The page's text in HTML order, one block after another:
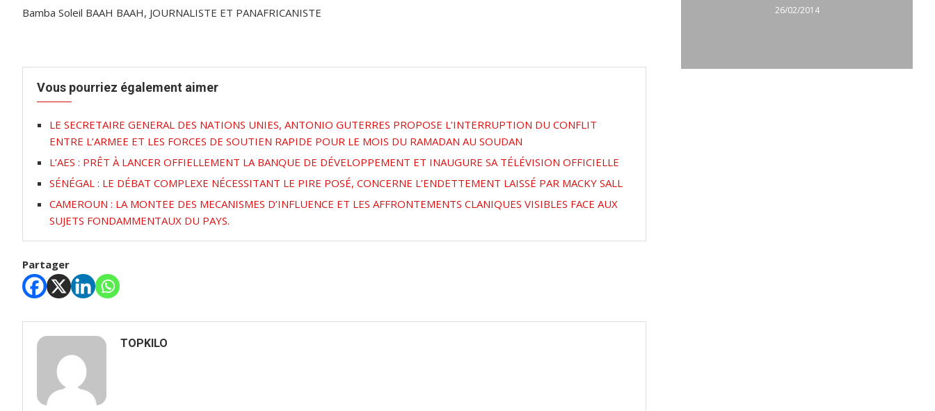
Bamba Soleil BAAH BAAH, JOURNALISTE ET PANAFRICANISTE
Vous pourriez également aimer
LE SECRETAIRE GENERAL DES NATIONS UNIES, ANTONIO GUTERRES PROPOSE L’INTERRUPTION DU CONFLIT
ENTRE L’ARMEE ET LES FORCES DE SOUTIEN RAPIDE POUR LE MOIS DU RAMADAN AU SOUDAN
L’AES : PRÊT À LANCER OFFIELLEMENT LA BANQUE DE DÉVELOPPEMENT ET INAUGURE SA TÉLÉVISION OFFICIELLE
SÉNÉGAL : LE DÉBAT COMPLEXE NÉCESSITANT LE PIRE POSÉ, CONCERNE L’ENDETTEMENT LAISSÉ PAR MACKY SALL
CAMEROUN : LA MONTEE DES MECANISMES D’INFLUENCE ET LES AFFRONTEMENTS CLANIQUES VISIBLES FACE AUX
SUJETS FONDAMMENTAUX DU PAYS.
Partager
TOPKILO
26/02/2014